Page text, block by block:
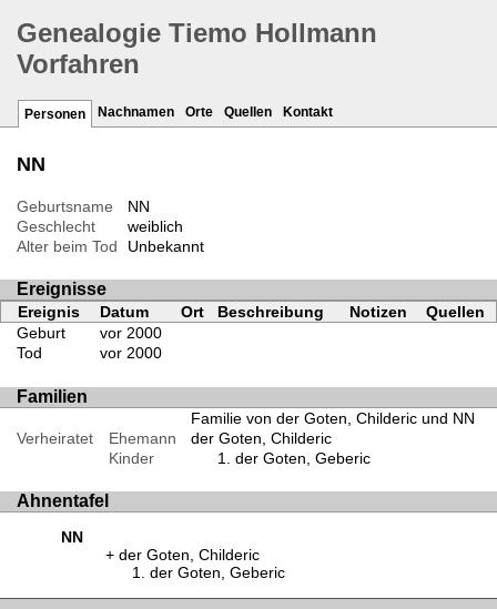
Genealogie Tiemo Hollmann
Vorfahren
Personen Nachnamen Orte Quellen Kontakt
NN
Geburtsname
NN
Geschlecht
weiblich
Alter beim Tod
Unbekannt
Ereignisse
Ereignis Datum Ort Beschreibung Notizen
Quellen
Geburt
vor 2000
Tod
vor 2000
Familien
Familie von der Goten, Childeric und NN
Verheiratet
Ehemann
der Goten, Childeric
Kinder
der Goten, Geberic
Ahnentafel
NN
der Goten, Childeric
der Goten, Geberic